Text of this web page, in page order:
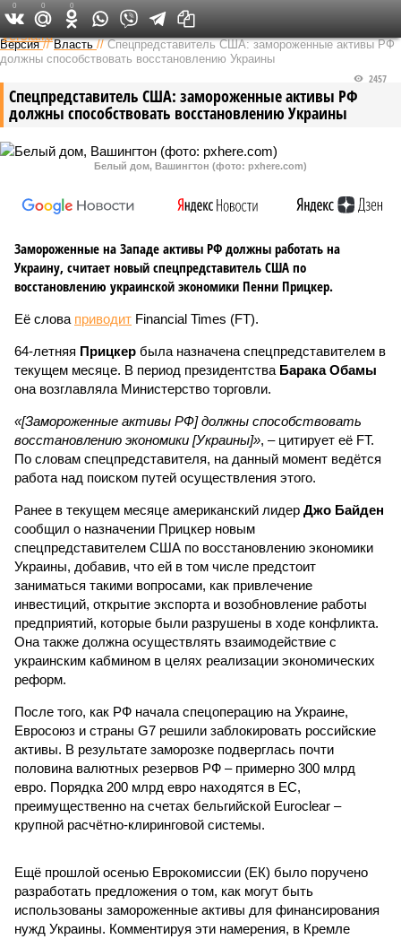
Федеральный выпуск
Версия //Власть //Спецпредставитель США: замороженные активы РФ
должны способствовать восстановлению Украины
Спецпредставитель США: замороженные активы РФ
должны способствовать восстановлению Украины
2457
Белый дом, Вашингтон (фото: pxhere.com)
Замороженные на Западе активы РФ должны работать на
Украину, считает новый спецпредставитель США по
восстановлению украинской экономики Пенни Прицкер.
Её слова приводит Financial Times (FT).
64-летняя Прицкер была назначена спецпредставителем в
текущем месяце. В период президентства Барака Обамы
она возглавляла Министерство торговли.
«[Замороженные активы РФ] должны способствовать
восстановлению экономики [Украины]», – цитирует её FT.
По словам спецпредставителя, на данный момент ведётся
работа над поиском путей осуществления этого.
Ранее в текущем месяце американский лидер Джо Байден
сообщил о назначении Прицкер новым
спецпредставителем США по восстановлению экономики
Украины, добавив, что ей в том числе предстоит
заниматься такими вопросами, как привлечение
инвестиций, открытие экспорта и возобновление работы
предприятий, которые были разрушены в ходе конфликта.
Она также должна осуществлять взаимодействие с
украинским кабмином в целях реализации экономических
реформ.
После того, как РФ начала спецоперацию на Украине,
Евросоюз и страны G7 решили заблокировать российские
активы. В результате заморозке подверглась почти
половина валютных резервов РФ – примерно 300 млрд
евро. Порядка 200 млрд евро находятся в ЕС,
преимущественно на счетах бельгийской Euroclear –
крупной расчётно-клиринговой системы.
Ещё прошлой осенью Еврокомиссии (ЕК) было поручено
разработать предложения о том, как могут быть
использованы замороженные активы для финансирования
нужд Украины. Комментируя эти намерения, в Кремле
0 0 0